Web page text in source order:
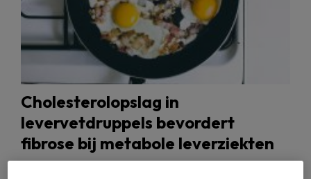
Cholesterolopslag in
levervetdruppels bevordert
fibrose bij metabole leverziekten